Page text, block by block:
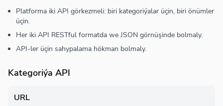
Platforma iki API görkezmeli: biri kategoriýalar üçin, biri önümler
üçin.
Her iki API RESTful formatda we JSON görnüşinde bolmaly.
API-ler üçin sahypalama hökman bolmaly.
Kategoriýa API
URL